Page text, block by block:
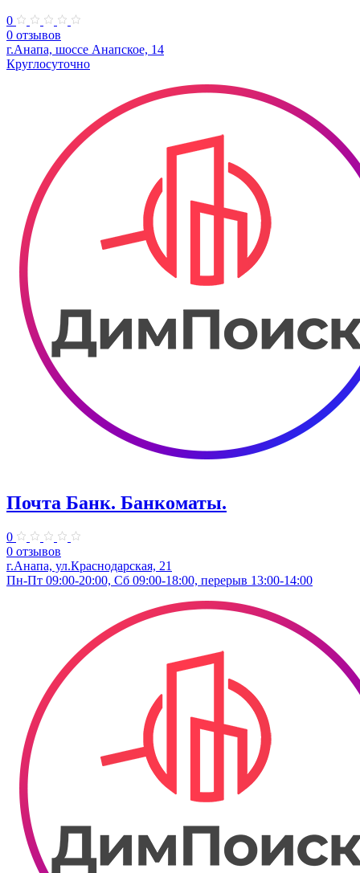
0
0 отзывов
г.Анапа, шоссе Анапское, 14
Круглосуточно
Почта Банк. Банкоматы.
0
0 отзывов
г.Анапа, ул.​Краснодарская, 21
Пн-Пт 09:00-20:00, Сб 09:00-18:00, перерыв 13:00-14:00